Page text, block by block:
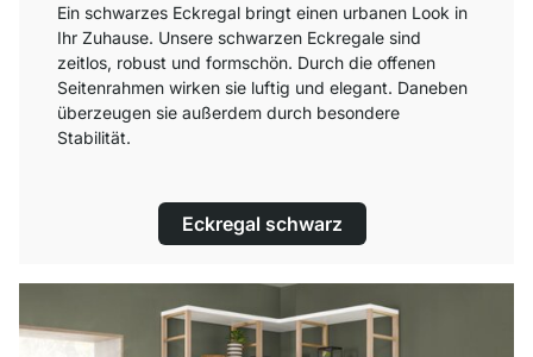
Ein schwarzes Eckregal bringt einen urbanen Look in
Ihr Zuhause. Unsere schwarzen Eckregale sind
zeitlos, robust und formschön. Durch die offenen
Seitenrahmen wirken sie luftig und elegant. Daneben
überzeugen sie außerdem durch besondere
Stabilität.
Eckregal schwarz